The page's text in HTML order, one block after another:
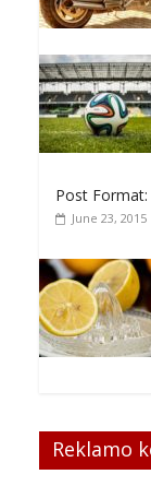
Post Format:
June 23, 2015
Reklamo